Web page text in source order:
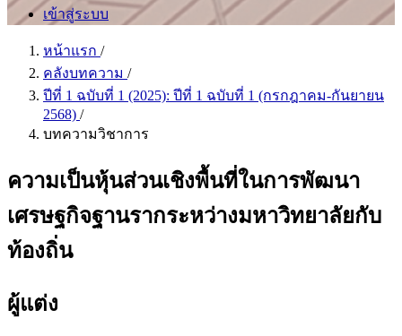
เข้าสู่ระบบ
หน้าแรก /
คลังบทความ /
ปีที่ 1 ฉบับที่ 1 (2025): ปีที่ 1 ฉบับที่ 1 (กรกฎาคม-กันยายน
2568) /
บทความวิชาการ
ความเป็นหุ้นส่วนเชิงพื้นที่ในการพัฒนา
เศรษฐกิจฐานรากระหว่างมหาวิทยาลัยกับ
ท้องถิ่น
ผู้แต่ง